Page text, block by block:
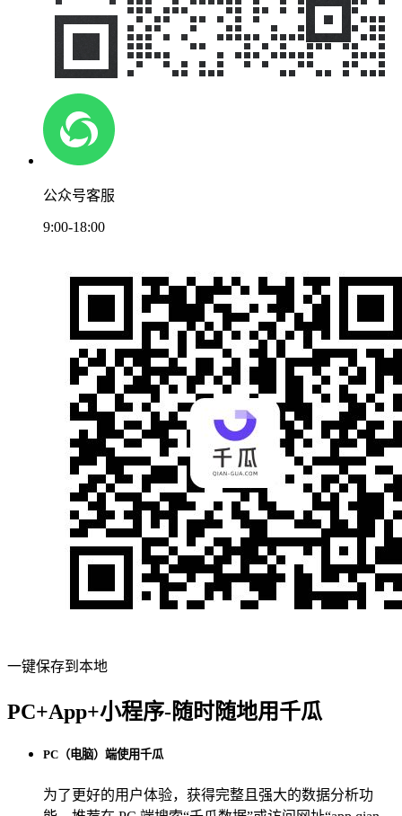
公众号客服
9:00-18:00
一键保存到本地
PC+App+小程序-随时随地用千瓜
PC（电脑）端使用千瓜
为了更好的用户体验，获得完整且强大的数据分析功